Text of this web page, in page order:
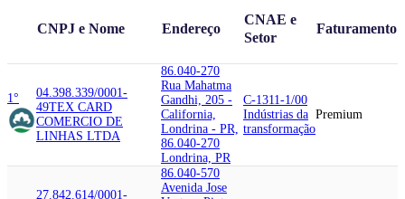
CNPJ e Nome Endereço
CNAE e
Setor
Faturamento
1°
04.398.339/0001-
49TEX CARD
COMERCIO DE
LINHAS LTDA
86.040-270
Rua Mahatma
Gandhi, 205 -
California,
Londrina - PR,
86.040-270
Londrina, PR
C-1311-1/00
Indústrias da
transformação
Premium
27.842.614/0001-
86.040-570
Avenida Jose